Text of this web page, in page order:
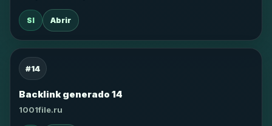
SI Abrir
#14
Backlink generado 14
1001file.ru